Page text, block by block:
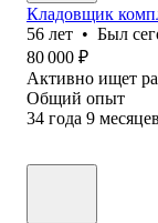
Кладовщик
56 лет • Был
80 000 ₽
Активно ищет
Общий опыт
34 года 9 месяцев